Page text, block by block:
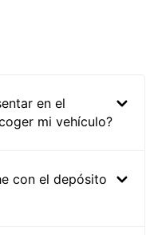
en el
mi vehículo?
con el depósito